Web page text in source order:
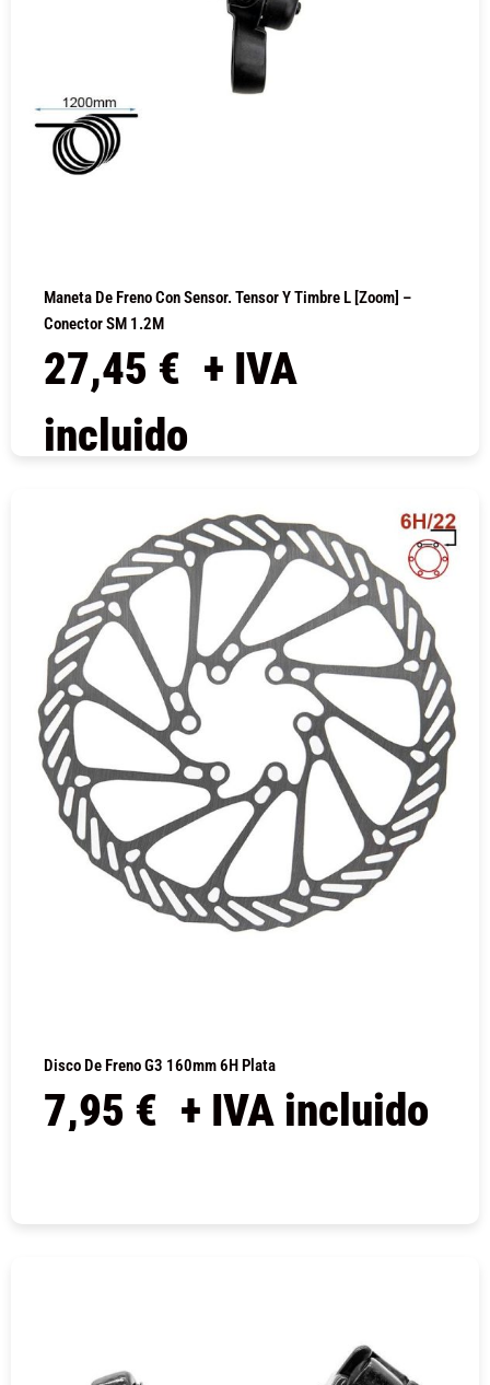
Maneta De Freno Con Sensor. Tensor Y Timbre L [Zoom] –
Conector SM 1.2M
27,45 € + IVA
incluido
Disco De Freno G3 160mm 6H Plata
7,95 € + IVA incluido